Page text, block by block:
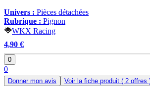
Univers : Pièces détachées
Rubrique : Pignon
WKX Racing
4,90 €
0
0
Donner mon avis Voir la fiche produit ( 2 offres